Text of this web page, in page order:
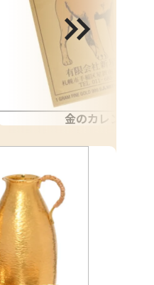
金のカレンダー